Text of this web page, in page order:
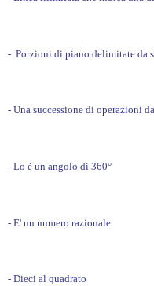
- Porzioni di piano delimitate da
- Una successione di operazioni
- Lo è un angolo di 360°
- E' un numero razionale
- Dieci al quadrato